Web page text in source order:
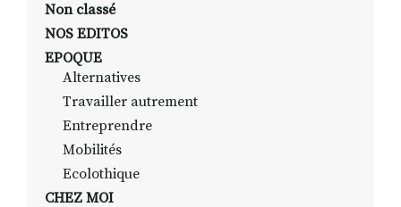
ROSÉE DE MAI
RECHERCHER
Non classé
NOS EDITOS
EPOQUE
Alternatives
Travailler autrement
Entreprendre
Mobilités
Ecolothique
CHEZ MOI